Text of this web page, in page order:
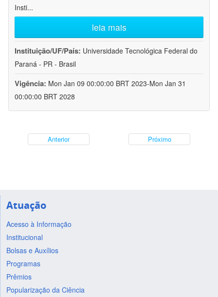
Insti...
leia mais
Instituição/UF/País: Universidade Tecnológica Federal do
Paraná - PR - Brasil
Vigência: Mon Jan 09 00:00:00 BRT 2023-Mon Jan 31
00:00:00 BRT 2028
Anterior Próximo
Atuação
Acesso à Informação
Institucional
Bolsas e Auxílios
Programas
Prêmios
Popularização da Ciência